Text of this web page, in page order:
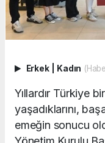
Erkek Kadın
Yıllardır Türkiye
yaşadıklarını,
emeğin sonucu